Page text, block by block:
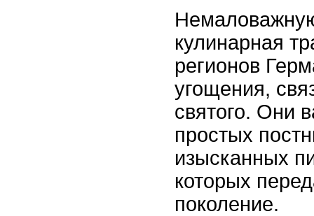
кулинарная
регионов
угощения,
святого. Они
простых
изысканных
которых
поколение.